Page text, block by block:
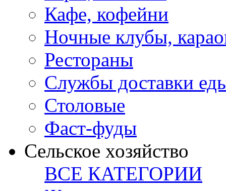
Кафе, кофейни
Ночные клубы,
Рестораны
Службы доставки
Столовые
Фаст-фуды
Сельское хозяйство
ВСЕ КАТЕГОРИИ